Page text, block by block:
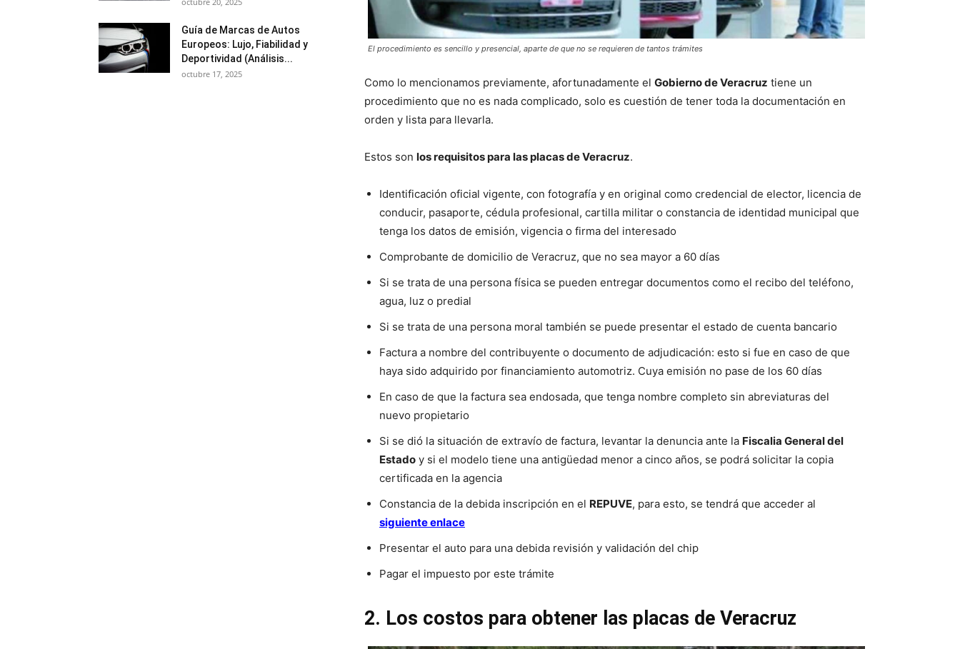
El procedimiento es sencillo y presencial, aparte de que no se requieren de tantos trámites
Como lo mencionamos previamente, afortunadamente el Gobierno de Veracruz tiene un
procedimiento que no es nada complicado, solo es cuestión de tener toda la documentación en
orden y lista para llevarla.
Estos son los requisitos para las placas de Veracruz.
Identificación oficial vigente, con fotografía y en original como credencial de elector, licencia de
conducir, pasaporte, cédula profesional, cartilla militar o constancia de identidad municipal que
tenga los datos de emisión, vigencia o firma del interesado
Comprobante de domicilio de Veracruz, que no sea mayor a 60 días
Si se trata de una persona física se pueden entregar documentos como el recibo del teléfono,
agua, luz o predial
Si se trata de una persona moral también se puede presentar el estado de cuenta bancario
Factura a nombre del contribuyente o documento de adjudicación: esto si fue en caso de que
haya sido adquirido por financiamiento automotriz. Cuya emisión no pase de los 60 días
En caso de que la factura sea endosada, que tenga nombre completo sin abreviaturas del
nuevo propietario
Si se dió la situación de extravío de factura, levantar la denuncia ante la Fiscalia General del
Estado y si el modelo tiene una antigüedad menor a cinco años, se podrá solicitar la copia
certificada en la agencia
Constancia de la debida inscripción en el REPUVE, para esto, se tendrá que acceder al
siguiente enlace
Presentar el auto para una debida revisión y validación del chip
Pagar el impuesto por este trámite
2. Los costos para obtener las placas de Veracruz
Guía de Marcas de Autos
Europeos: Lujo, Fiabilidad y
Deportividad (Análisis...
octubre 17, 2025